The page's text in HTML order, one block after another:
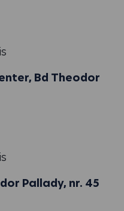
Bd Theodor
Pallady, nr. 45